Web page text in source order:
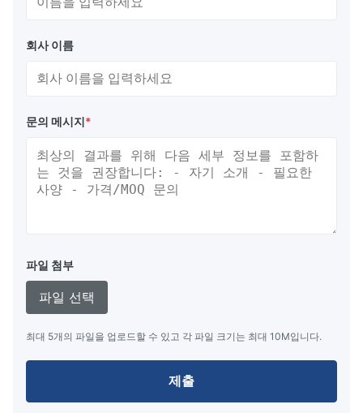
회사 이름
문의 메시지*
파일 첨부
파일 선택
최대 5개의 파일을 업로드할 수 있고 각 파일 크기는 최대 10M입니다.
제출